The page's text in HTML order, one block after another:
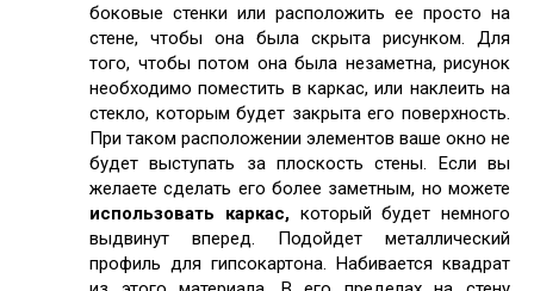
боковые стенки или расположить ее просто на
стене, чтобы она была скрыта рисунком. Для
того, чтобы потом она была незаметна, рисунок
необходимо поместить в каркас, или наклеить на
стекло, которым будет закрыта его поверхность.
При таком расположении элементов ваше окно не
будет выступать за плоскость стены. Если вы
желаете сделать его более заметным, но можете
использовать каркас,который будет немного
выдвинут вперед. Подойдет металлический
профиль для гипсокартона. Набивается квадрат